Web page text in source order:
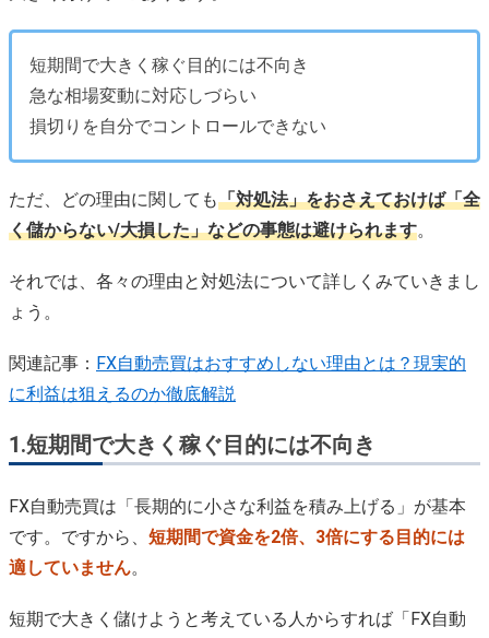
短期間で大きく稼ぐ目的には不向き
急な相場変動に対応しづらい
損切りを自分でコントロールできない
ただ、どの理由に関しても「対処法」をおさえておけば「全
く儲からない/大損した」などの事態は避けられます。
それでは、各々の理由と対処法について詳しくみていきまし
ょう。
関連記事： FX自動売買はおすすめしない理由とは？現実的
に利益は狙えるのか徹底解説
1.短期間で大きく稼ぐ目的には不向き
FX自動売買は「長期的に小さな利益を積み上げる」が基本
です。ですから、 短期間で資金を2倍、3倍にする目的には
適していません。
短期で大きく儲けようと考えている人からすれば「FX自動